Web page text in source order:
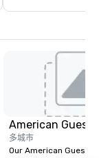
American Guest
多城市
Our American Guest